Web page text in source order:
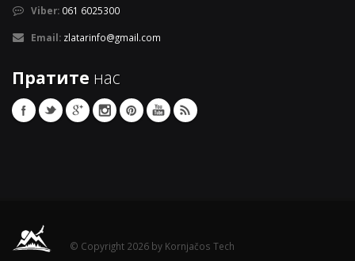
Viber: 061 6025300
Email: zlatarinfo@gmail.com
Пратите нас
© Copyright 2026 by Kornjačos Tech